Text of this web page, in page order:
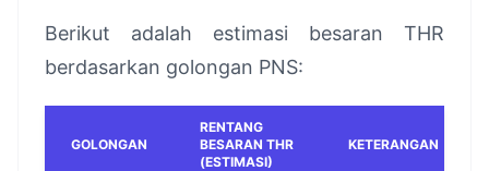
Berikut adalah estimasi besaran THR
berdasarkan golongan PNS:
GOLONGAN
RENTANG
BESARAN THR
(ESTIMASI)
KETERANGAN